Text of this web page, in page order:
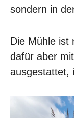
sondern in
Die Mühle ist
dafür aber
ausgestattet,